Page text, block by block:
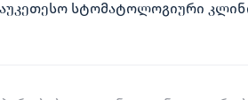
სტომატოლოგიური